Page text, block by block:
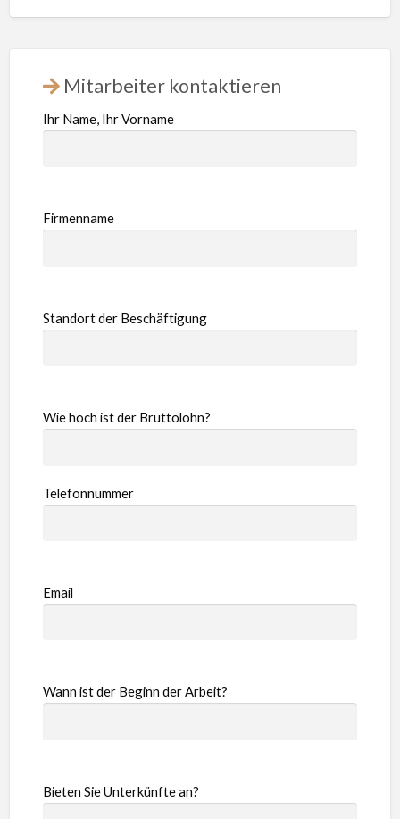
Mitarbeiter kontaktieren
Ihr Name, Ihr Vorname
Firmenname
Standort der Beschäftigung
Wie hoch ist der Bruttolohn?
Telefonnummer
Email
Wann ist der Beginn der Arbeit?
Bieten Sie Unterkünfte an?